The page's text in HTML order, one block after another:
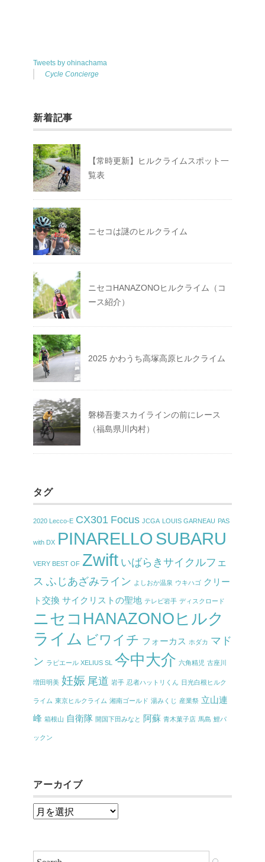
Tweets by ohinachama
Cycle Concierge
新着記事
【常時更新】ヒルクライムスポット一
覧表
ニセコは謎のヒルクライム
ニセコHANAZONOヒルクライム（コ
ース紹介）
2025 かわうち高塚高原ヒルクライム
磐梯吾妻スカイラインの前にレース
（福島県川内村）
タグ
2020 Lecco-E CX301 Focus JCGA LOUIS GARNEAU PAS
with DX PINARELLOSUBARU
VERY BEST OF Zwift いばらきサイクルフェ
ス ふじあざみライン よしおか温泉 ウキハゴ クリー
ト交換 サイクリストの聖地 テレビ岩手 ディスクロード
ニセコHANAZONOヒルク
ライム ビワイチ フォーカス ホダカ マド
ン ラピエール XELIUS SL 今中大介 六角精児 古座川
増田明美 妊娠 尾道 岩手 忍者ハットリくん 日光白根ヒルク
ライム 東京ヒルクライム 湘南ゴールド 湯みくじ 産業祭 立山連
峰 箱根山 自衛隊 開国下田みなと 阿蘇 青木菓子店 馬島 鯉パ
ックン
アーカイブ
ア